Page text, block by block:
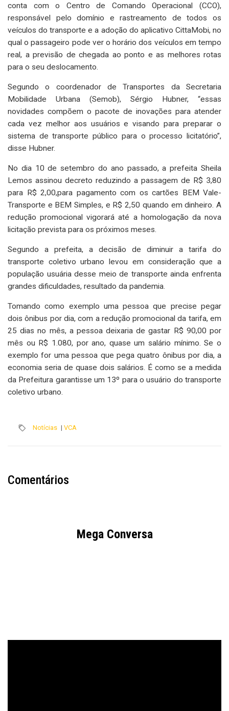
conta com o Centro de Comando Operacional (CCO),
responsável pelo domínio e rastreamento de todos os
veículos do transporte e a adoção do aplicativo CittaMobi, no
qual o passageiro pode ver o horário dos veículos em tempo
real, a previsão de chegada ao ponto e as melhores rotas
para o seu deslocamento.
Segundo o coordenador de Transportes da Secretaria
Mobilidade Urbana (Semob), Sérgio Hubner, “essas
novidades compõem o pacote de inovações para atender
cada vez melhor aos usuários e visando para preparar o
sistema de transporte público para o processo licitatório”,
disse Hubner.
No dia 10 de setembro do ano passado, a prefeita Sheila
Lemos assinou decreto reduzindo a passagem de R$ 3,80
para R$ 2,00,para pagamento com os cartões BEM Vale-
Transporte e BEM Simples, e R$ 2,50 quando em dinheiro. A
redução promocional vigorará até a homologação da nova
licitação prevista para os próximos meses.
Segundo a prefeita, a decisão de diminuir a tarifa do
transporte coletivo urbano levou em consideração que a
população usuária desse meio de transporte ainda enfrenta
grandes dificuldades, resultado da pandemia.
Tomando como exemplo uma pessoa que precise pegar
dois ônibus por dia, com a redução promocional da tarifa, em
25 dias no mês, a pessoa deixaria de gastar R$ 90,00 por
mês ou R$ 1.080, por ano, quase um salário mínimo. Se o
exemplo for uma pessoa que pega quatro ônibus por dia, a
economia seria de quase dois salários. É como se a medida
da Prefeitura garantisse um 13º para o usuário do transporte
coletivo urbano.
Notícias | VCA
Comentários
Mega Conversa